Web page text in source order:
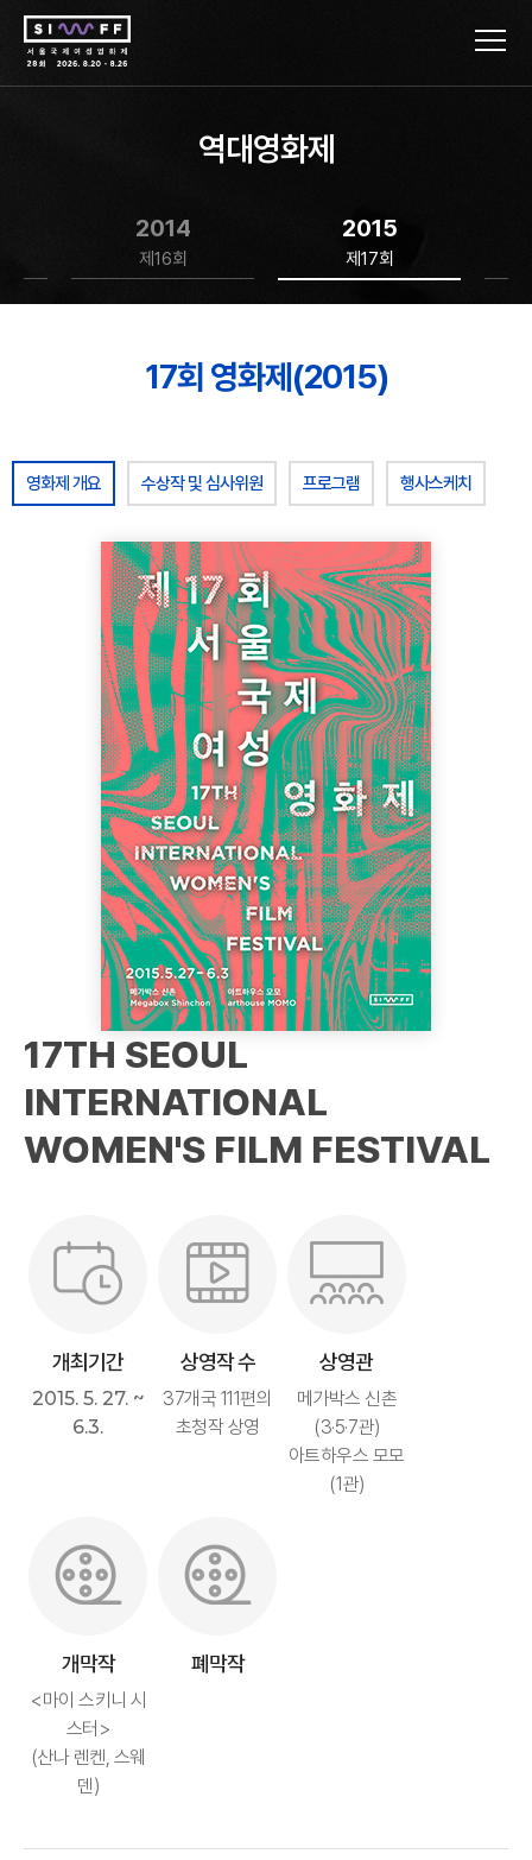
역대영화제
2014
제16회
2015
제17회
17회 영화제(2015)
영화제 개요 수상작 및 심사위원 프로그램 행사스케치
17TH SEOUL
INTERNATIONAL
WOMEN'S FILM FESTIVAL
개최기간
2015. 5. 27. ~
6.3.
상영작 수
37개국 111편의
초청작 상영
상영관
메가박스 신촌
(3·5·7관)
아트하우스 모모
(1관)
개막작
<마이 스키니 시
스터>
(산나 렌켄, 스웨
덴)
폐막작